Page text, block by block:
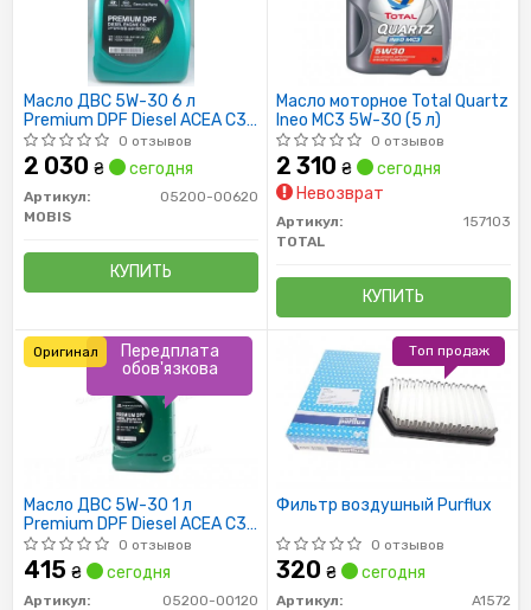
Масло ДВС 5W-30 6 л
Premium DPF Diesel ACEA C3
(05200-00620) Mobis
0 отзывов
2 030 ₴ сегодня
Артикул:
05200-00620
MOBIS
КУПИТЬ
Масло моторное Total Quartz
Ineo MC3 5W-30 (5 л)
0 отзывов
2 310 ₴
сегодня
Невозврат
Артикул:
157103
TOTAL
КУПИТЬ
Масло ДВС 5W-30 1 л
Premium DPF Diesel ACEA C3
(05200-00120) Mobis
0 отзывов
415 ₴ сегодня
Артикул:
05200-00120
Передплата
обов'язкова
Оригинал
Фильтр воздушный Purflux
0 отзывов
320 ₴ сегодня
Артикул:
A1572
Топ продаж